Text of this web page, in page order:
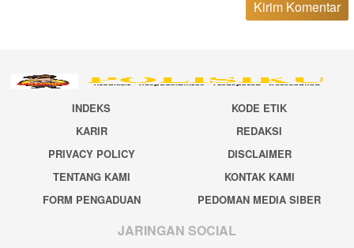
INDEKS
KODE ETIK
KARIR
REDAKSI
PRIVACY POLICY
DISCLAIMER
TENTANG KAMI
KONTAK KAMI
FORM PENGADUAN
PEDOMAN MEDIA SIBER
JARINGAN SOCIAL